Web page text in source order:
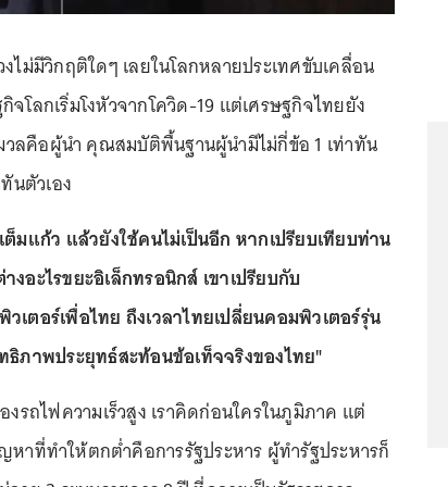
ไม่มีวิกฤติใดๆ เลยในโลกหลายประเทศขับเคลื่อน
โลกเริ่มโงหัวจากโควิด-19 แต่เศรษฐกิจไทยยัง
ลคือผู้นำ คุณสมบัติพื้นฐานผู้นำมีไม่กี่ข้อ 1 เท่าทัน
นตัวเอง
มแก้ว แล้วยังใช้คนไม่เป็นอีก หากเปรียบเทียบท่าน
อะไรขยะอิเล็กทรอนิกส์ เขาเปรียบกับ
เตอร์เพื่อไทย ถึงเวลาไทยเปลี่ยนคอมพิวเตอร์รุ่น
ธิภาพประยุทธ์สะท้อนข้อเท็จจริงของไทย"
รถไฟความเร็วสูง เราคิดก่อนใครในภูมิภาค แต่
าที่ทำให้ตกต่ำคือการรัฐประหาร ผู้ทำรัฐประหารก็